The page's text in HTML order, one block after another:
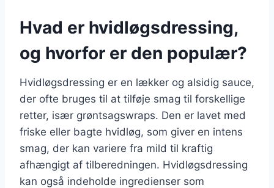
Hvad er hvidløgsdressing,
og hvorfor er den populær?
Hvidløgsdressing er en lækker og alsidig sauce,
der ofte bruges til at tilføje smag til forskellige
retter, især grøntsagswraps. Den er lavet med
friske eller bagte hvidløg, som giver en intens
smag, der kan variere fra mild til kraftig
afhængigt af tilberedningen. Hvidløgsdressing
kan også indeholde ingredienser som